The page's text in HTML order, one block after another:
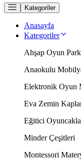
Kategoriler
Anasayfa
Kategoriler
Ahşap Oyun
Anaokulu
Elektronik Oyun
Eva Zemin
Eğitici
Minder Çeşitleri
Montessori